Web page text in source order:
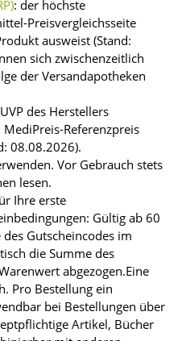
: der höchste
Preisvergleichsseite
ausweist (Stand:
sich zwischenzeitlich
der Versandapotheken
des Herstellers
Referenzpreis
08.08.2026).
Vor Gebrauch stets
lesen.
Ihre erste
Gültig ab 60
Gutscheincodes im
die Summe des
abgezogen.Eine
Pro Bestellung ein
bei Bestellungen über
Artikel, Bücher